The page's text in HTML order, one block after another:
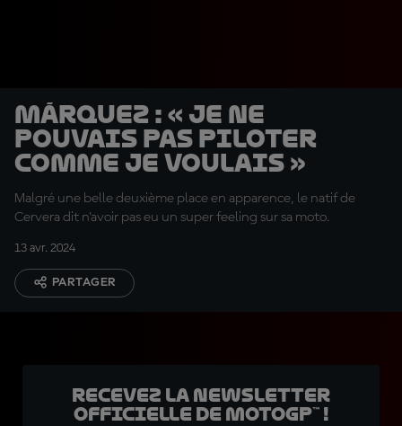
Márquez : « Je ne
pouvais pas piloter
comme je voulais »
Malgré une belle deuxième place en apparence, le natif de
Cervera dit n'avoir pas eu un super feeling sur sa moto.
13 avr. 2024
PARTAGER
Recevez la Newsletter
officielle de MotoGP™ !